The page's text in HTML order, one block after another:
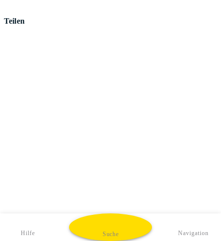
Teilen
Hilfe Suche Navigation